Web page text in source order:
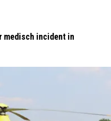
medisch incident in